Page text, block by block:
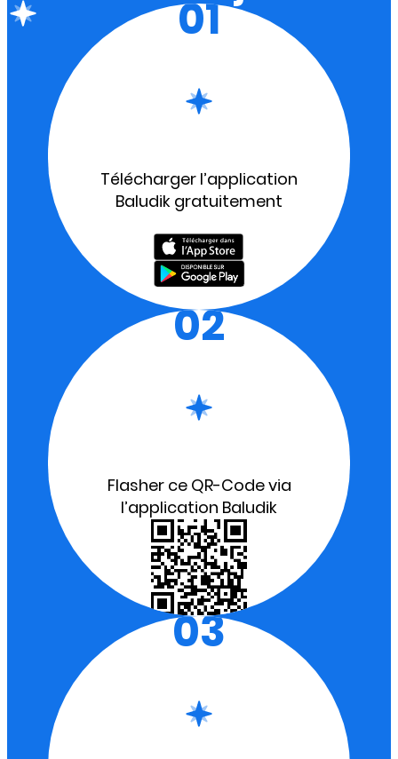
01
Télécharger l’application
Baludik gratuitement
02
Flasher ce QR-Code via
l’application Baludik
03